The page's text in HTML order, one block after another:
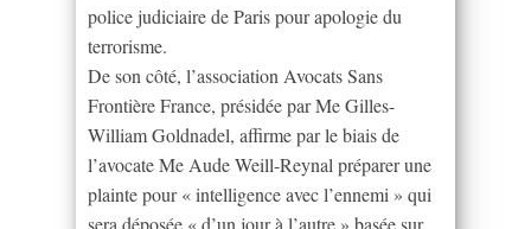
police judiciaire de Paris pour apologie du
terrorisme.
De son côté, l’association Avocats Sans
Frontière France, présidée par Me Gilles-
William Goldnadel, affirme par le biais de
l’avocate Me Aude Weill-Reynal préparer une
plainte pour « intelligence avec l’ennemi » qui
sera déposée « d’un jour à l’autre » basée sur